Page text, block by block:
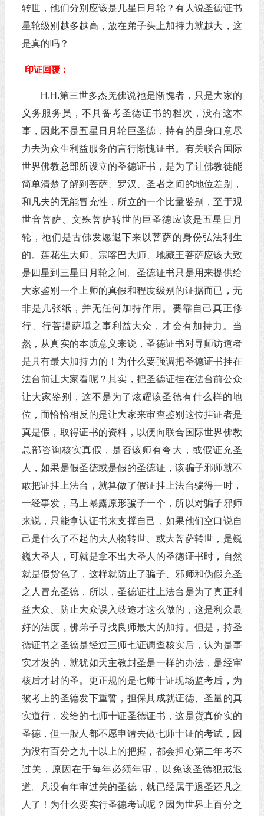
转世，他们分别应该是几星日月轮？有人说圣德证书
星轮级别越多越高，放在弟子头上加持力就越大，这
是真的吗？
印证回覆：
H.H.第三世多杰羌佛说祂是惭愧者，只是大家的
义务服务员，不具备考圣德证书的档次，没有这本
事，因此不是五星日月轮巨圣德，持有的是身口意尽
力去为众生利益服务的言行惭愧证书。有关联合国际
世界佛教总部所设立的圣德证书，是为了让佛教徒能
简单清楚了解到菩萨、罗汉、圣者之间的地位差别，
和凡夫的无能冒充性，所立的一个比量鉴别，至于观
世音菩萨、文殊菩萨转世的巨圣德应该是五星日月
轮，祂们是古佛发愿退下来以菩萨的身份弘法利生
的。莲花生大师、宗喀巴大师、地藏王菩萨应该大致
是四星到三星日月轮之间。圣德证书只是用来提供给
大家鉴别一个上师的真假和程度级别的证据而已，无
非是几张纸，并无任何加持作用。要靠自己真正修
行、行菩提萨埵之事利益大众，才会有加持力。当
然，从真实的本质意义来说，圣德证书对寻师访道者
是具有最大加持力的！为什么要强调把圣德证书挂在
法台前让大家看呢？其实，把圣德证挂在法台前公众
让大家鉴别，这不是为了炫耀该圣德有什么样的地
位，而恰恰相反的是让大家来审查鉴别这位挂证者是
真是假，取得证书的资料，以便向联合国际世界佛教
总部咨询核实真假，是否该师有夸大，或假证充圣
人，如果是假圣德或是假的圣德证，该骗子邪师就不
敢把证挂上法台，就算做了假证挂上法台骗得一时，
一经事发，马上暴露原形骗子一个，所以对骗子邪师
来说，只能拿认证书来支撑自己，如果他们空口说自
己是什么了不起的大人物转世、或大菩萨转世，是巍
巍大圣人，可就是拿不出大圣人的圣德证书时，自然
就是假货色了，这样就防止了骗子、邪师和伪假充圣
之人冒充圣德，所以，圣德证挂上法台是为了真正利
益大众、防止大众误入歧途才这么做的，这是利众最
好的法度，佛弟子寻找良师最大的加持。但是，持圣
德证书之圣德是经过三师七证调查核实后，认为是事
实才发的，就犹如天主教封圣是一样的办法，是经审
核后才封的圣。更正规的是七师十证现场监考后，为
被考上的圣德发下重誓，担保其成就证德、圣量的真
实道行，发给的七师十证圣德证书，这是货真价实的
圣德，但一般人都不愿申请去做七师十证的考试，因
为没有百分之九十以上的把握，都会担心第二年考不
过关，原因在于每年必须年审，以免该圣德犯戒退
道。凡没有年审过关的圣德，就已经属于退圣还凡之
人了！为什么要实行圣德考试呢？因为世界上百分之